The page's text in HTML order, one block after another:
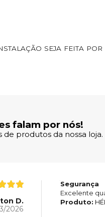
SEJA FEITA
falam por nós!
de produtos da nossa loja.
D.
2026
Segurança
Excelente
Produto: